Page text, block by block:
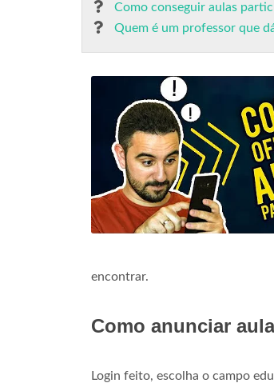
Como conseguir aulas
Quem é um professor que
encontrar.
Como anunciar
Login feito, escolha o campo